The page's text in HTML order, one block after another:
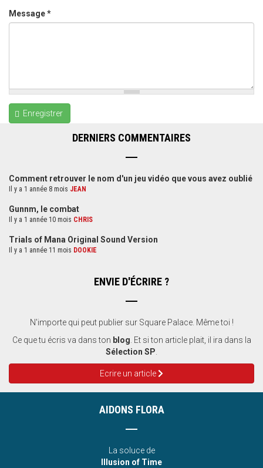
Message*
Enregistrer
DERNIERS COMMENTAIRES
Comment retrouver le nom d'un jeu vidéo que vous avez oublié
Il y a 1 année 8 mois JEAN
Gunnm, le combat
Il y a 1 année 10 mois CHRIS
Trials of Mana Original Sound Version
Il y a 1 année 11 mois DOOKIE
ENVIE D'ÉCRIRE ?
N'importe qui peut publier sur Square Palace. Même toi !
Ce que tu écris va dans ton blog. Et si ton article plait, il ira dans la
Sélection SP.
Ecrire un article
AIDONS FLORA
La soluce de
Illusion of Time